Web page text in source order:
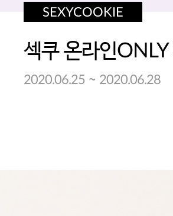
SEXYCOOKIE
2020.06.25 ~ 2020.06.28